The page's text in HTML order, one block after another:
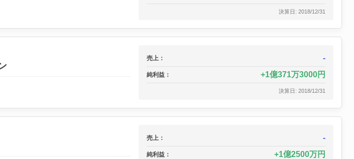
決算日: 2018/12/31
売上： -
純利益： 1億371万3000円
決算日: 2018/12/31
売上： -
純利益： 1億2500万円